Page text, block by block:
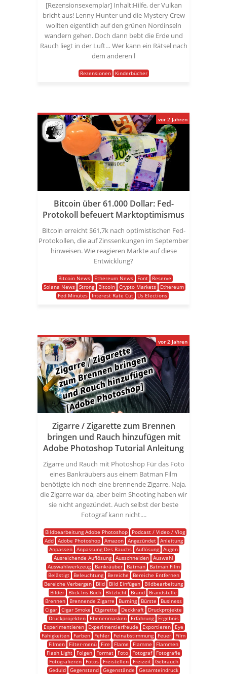
[Rezensionsexemplar] Inhalt:Hilfe, der Vulkan
bricht aus! Lenny Hunter und die Mystery Crew
wollten eigentlich auf den grünen Nordinseln
wandern gehen. Doch dann bebt die Erde und
Rauch liegt in der Luft… Wer kann ein Rätsel nach
dem anderen l
Rezensionen Kinderbücher
Bitcoin über 61.000 Dollar: Fed-
Protokoll befeuert Marktoptimismus
Bitcoin erreicht $61,7k nach optimistischen Fed-
Protokollen, die auf Zinssenkungen im September
hinweisen. Wie reagieren Märkte auf diese
Entwicklung?
Bitcoin News Ethereum News Font
Reserve
Solana News
Strong Bitcoin Crypto Markets
Ethereum
Fed Minutes
Interest Rate Cut Us Elections
vor 2 Jahren
Zigarre / Zigarette zum Brennen
bringen und Rauch hinzufügen mit
Adobe Photoshop Tutorial Anleitung
Zigarre und Rauch mit Photoshop Für das Foto
eines Bankräubers aus einem Batman Film
benötigte ich noch eine brennende Zigarre. Naja,
die Zigarre war da, aber beim Shooting haben wir
sie nicht angezündet. Auch selbst der beste
Fotograf kann nicht....
Bildbearbeitung Adobe Photoshop
Podcast / Video / Vlog
Add
Adobe Photoshop Amazon Angezündet
Anleitung
Anpassen Anpassung Des Rauchs Auflösung Augen
Ausreichende Auflösung Ausschneiden Auswahl
Auswahlwerkzeug
Bankräuber Batman
Batman Film
Belästigt
Beleuchtung Bereiche
Bereiche Entfernen
Bereiche Verbergen
Bild Bild Einfügen
Bildbearbeitung
Bilder
Blick Ins Buch Blitzlicht Brand
Brandstelle
Brennen
Brennende Zigarre Burning Bürste
Business
Cigar Cigar Smoke Cigarette Deckkraft
Druckprojekte
Druckprojekten
Ebenenmasken Erfahrung
Ergebnis
Experimentieren
Experimentierfreude Exportieren
Eye
Fähigkeiten
Farben Fehler Feinabstimmung Feuer
Film
Filmen
Filter-menü Fire Flame Flamme
Flammen
Flash Light
Folgen Format Foto Fotograf
Fotografie
Fotografieren
Fotos Freistellen Freizeit
Gebrauch
Geduld Gegenstand Gegenstände
Gesamteindruck
vor 2 Jahren